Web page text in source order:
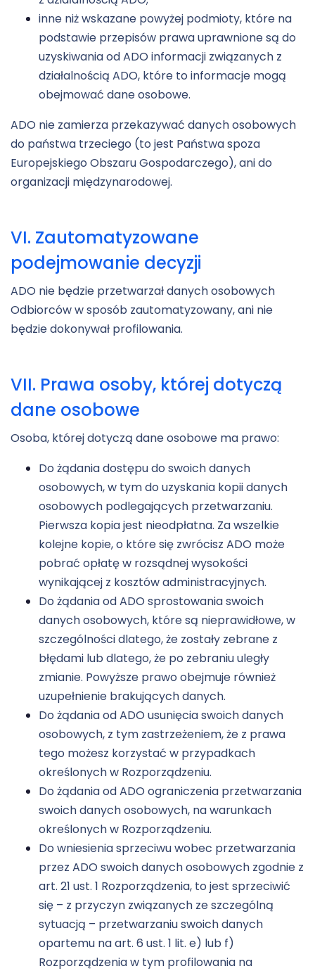
inne niż wskazane powyżej podmioty, które na
podstawie przepisów prawa uprawnione są do
uzyskiwania od ADO informacji związanych z
działalnością ADO, które to informacje mogą
obejmować dane osobowe.
ADO nie zamierza przekazywać danych osobowych
do państwa trzeciego (to jest Państwa spoza
Europejskiego Obszaru Gospodarczego), ani do
organizacji międzynarodowej.
VI. Zautomatyzowane
podejmowanie decyzji
ADO nie będzie przetwarzał danych osobowych
Odbiorców w sposób zautomatyzowany, ani nie
będzie dokonywał profilowania.
VII. Prawa osoby, której dotyczą
dane osobowe
Osoba, której dotyczą dane osobowe ma prawo:
Do żądania dostępu do swoich danych
osobowych, w tym do uzyskania kopii danych
osobowych podlegających przetwarzaniu.
Pierwsza kopia jest nieodpłatna. Za wszelkie
kolejne kopie, o które się zwrócisz ADO może
pobrać opłatę w rozsądnej wysokości
wynikającej z kosztów administracyjnych.
Do żądania od ADO sprostowania swoich
danych osobowych, które są nieprawidłowe, w
szczególności dlatego, że zostały zebrane z
błędami lub dlatego, że po zebraniu uległy
zmianie. Powyższe prawo obejmuje również
uzupełnienie brakujących danych.
Do żądania od ADO usunięcia swoich danych
osobowych, z tym zastrzeżeniem, że z prawa
tego możesz korzystać w przypadkach
określonych w Rozporządzeniu.
Do żądania od ADO ograniczenia przetwarzania
swoich danych osobowych, na warunkach
określonych w Rozporządzeniu.
Do wniesienia sprzeciwu wobec przetwarzania
przez ADO swoich danych osobowych zgodnie z
art. 21 ust. 1 Rozporządzenia, to jest sprzeciwić
się – z przyczyn związanych ze szczególną
sytuacją – przetwarzaniu swoich danych
opartemu na art. 6 ust. 1 lit. e) lub f)
Rozporządzenia w tym profilowania na